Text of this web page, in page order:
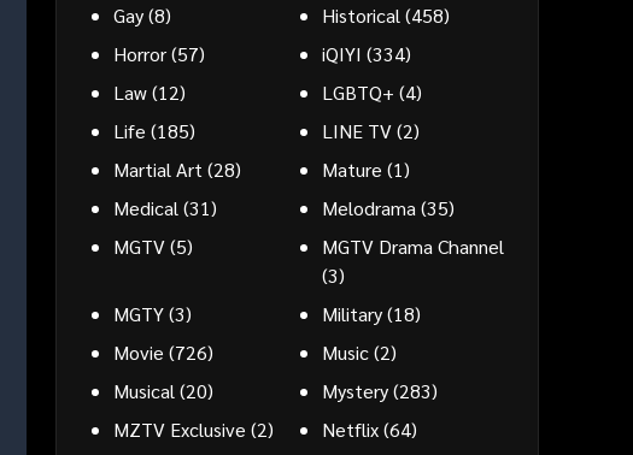
Gay(8) Historical (458)
Horror(57) iQIYI (334)
Law(12) LGBTQ+ (4)
Life (185) LINE TV(2)
Martial Art (28) Mature (1)
Medical (31) Melodrama (35)
MGTV(5)
MGTV Drama Channel
(3)
MGTY(3) Military(18)
Movie (726) Music(2)
Musical (20) Mystery(283)
MZTV Exclusive (2) Netflix(64)